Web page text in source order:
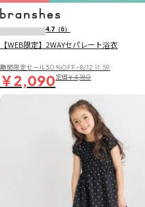
4.7 （6）
【WEB限定】2WAYセパレート浴衣
期間限定セール50％OFF~8/12 11:59
￥2,090定価￥4,180